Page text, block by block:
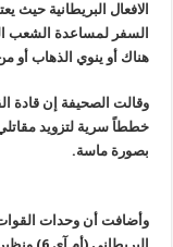
الافعال البريطانية حيث
السفر لمساعدة الشعب
هناك أو ينوي الذهاب
وقالت الصحيفة إن قادة
خططاً سرية لتزويد
بصورة ماسة.
وأضافت أن وحدات